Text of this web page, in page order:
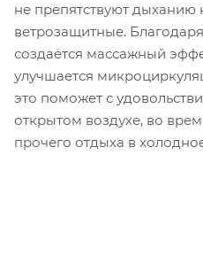
не препятствуют
ветрозащитные.
создаётся массажный
улучшается
это поможет с
открытом воздухе, во
прочего отдыха в